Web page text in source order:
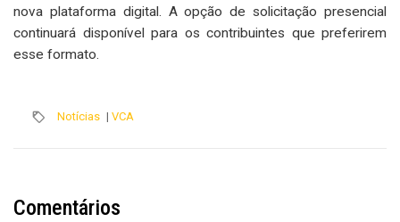
nova plataforma digital. A opção de solicitação presencial
continuará disponível para os contribuintes que preferirem
esse formato.
Notícias | VCA
Comentários